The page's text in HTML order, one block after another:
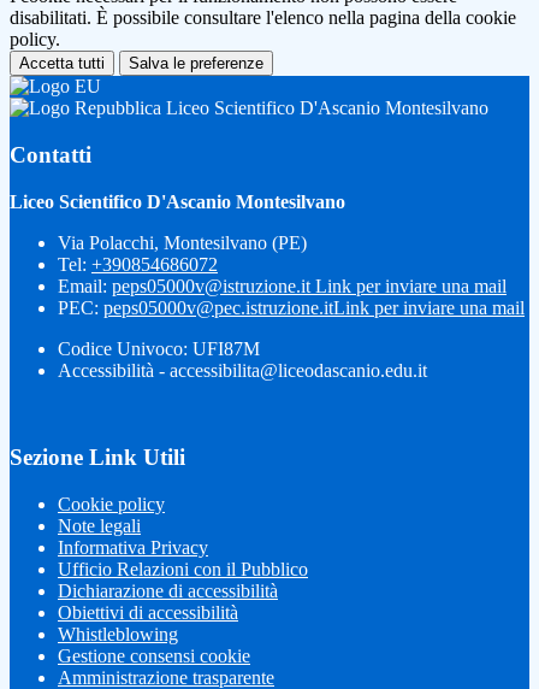
disabilitati. È possibile consultare l'elenco nella pagina della cookie
policy.
Accetta tutti Salva le preferenze
Liceo Scientifico D'Ascanio Montesilvano
Contatti
Liceo Scientifico D'Ascanio Montesilvano
Via Polacchi, Montesilvano (PE)
Tel: +390854686072
Email: peps05000v@istruzione.it Link per inviare una mail
PEC: peps05000v@pec.istruzione.itLink per inviare una mail
Codice Univoco: UFI87M
Accessibilità - accessibilita@liceodascanio.edu.it
Sezione Link Utili
Cookie policy
Note legali
Informativa Privacy
Ufficio Relazioni con il Pubblico
Dichiarazione di accessibilità
Obiettivi di accessibilità
Whistleblowing
Gestione consensi cookie
Amministrazione trasparente